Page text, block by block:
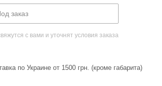
заказ
с вами и уточнят условия заказа
по Украине от 1500 грн. (кроме габарита)